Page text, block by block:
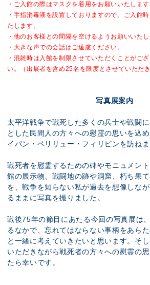
・ご入館の際はマスクを着用をお願いいたします
・手指消毒液を設置しておりますので、ご入館
たします。
・他のお客様との間隔を空けるようお願いいたし
・大きな声での会話はご遠慮ください。
・混雑時は入館を制限させていただくことがご
い。
（出展者を含め25名を限度とさせていただき
写真展案内
太平洋戦争で戦死した多くの兵士や戦闘
とした民間人の方々への慰霊の思いを込
イパン・ペリリュー・フィリピンを訪ねま
戦死者を慰霊するための碑やモニュメン
館の展示物、戦闘地の跡や洞窟、朽ち果
を、戦争を知らない私が過去を想像しな
るままに写真を撮りました。
戦後75年の節目にあたる今回の写真展は
るなかで、忘れてはならない事柄をあら
と一緒に考えていきたいと思います。そ
いただきながら戦死者の方々への慰霊の
たら幸いです。